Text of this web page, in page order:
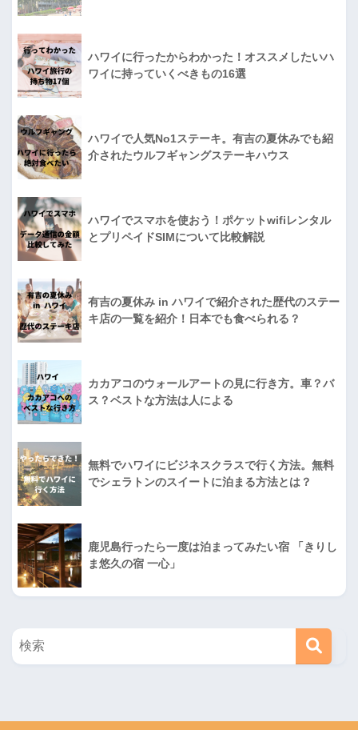
ハワイに行ったからわかった！オススメしたいハ
ワイに持っていくべきもの16選
ハワイで人気No1ステーキ。有吉の夏休みでも紹
介されたウルフギャングステーキハウス
ハワイでスマホを使おう！ポケットwifiレンタル
とプリペイドSIMについて比較解説
有吉の夏休み in ハワイで紹介された歴代のステー
キ店の一覧を紹介！日本でも食べられる？
カカアコのウォールアートの見に行き方。車？バ
ス？ベストな方法は人による
無料でハワイにビジネスクラスで行く方法。無料
でシェラトンのスイートに泊まる方法とは？
鹿児島行ったら一度は泊まってみたい宿 「きりし
ま悠久の宿 一心」